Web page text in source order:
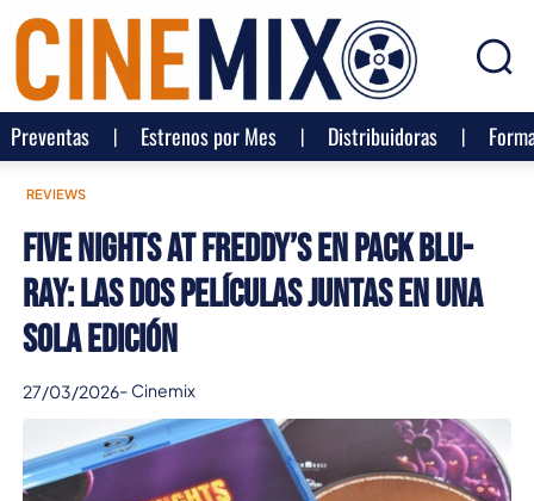
Preventas Estrenos por Mes Distribuidoras
REVIEWS
Five Nights at Freddy’s en pack Blu-
ray: las dos películas juntas en una
sola edición
27/03/2026- Cinemix